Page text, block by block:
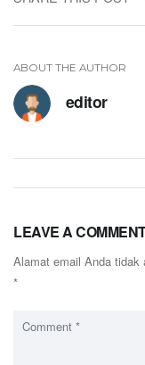
ABOUT THE AUTHOR
editor
LEAVE A
Alamat email Anda tidak
*